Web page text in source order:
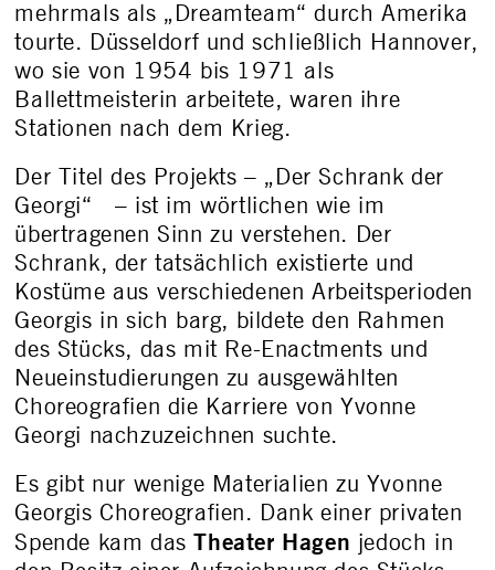
mehrmals als „Dreamteam“ durch Amerika
tourte. Düsseldorf und schließlich Hannover,
wo sie von 1954 bis 1971 als
Ballettmeisterin arbeitete, waren ihre
Stationen nach dem Krieg.
Der Titel des Projekts – „Der Schrank der
Georgi“ – ist im wörtlichen wie im
übertragenen Sinn zu verstehen. Der
Schrank, der tatsächlich existierte und
Kostüme aus verschiedenen Arbeitsperioden
Georgis in sich barg, bildete den Rahmen
des Stücks, das mit Re-Enactments und
Neueinstudierungen zu ausgewählten
Choreografien die Karriere von Yvonne
Georgi nachzuzeichnen suchte.
Es gibt nur wenige Materialien zu Yvonne
Georgis Choreografien. Dank einer privaten
Spende kam dasTheater Hagen jedoch in